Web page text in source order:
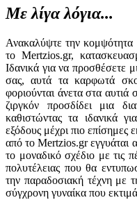
Με λίγα λόγια...
Ανακαλύψτε την
το Mertzios.gr,
Ιδανικά για να προσθέσετε
σας, αυτά τα καρφωτά
φοριούνται άνετα στα αυτιά
ζιργκόν προσδίδει μια
καθιστώντας τα ιδανικά
εξόδους μέχρι πιο
από το Mertzios.gr εγγυάται
το μοναδικό σχέδιο με τις
πολυτέλειας που θα
την παραδοσιακή τέχνη με
σύγχρονη γυναίκα που